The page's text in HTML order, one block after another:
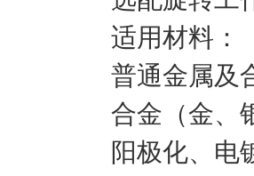
适用材料：
普通金属及
合金（金、
阳极化、电